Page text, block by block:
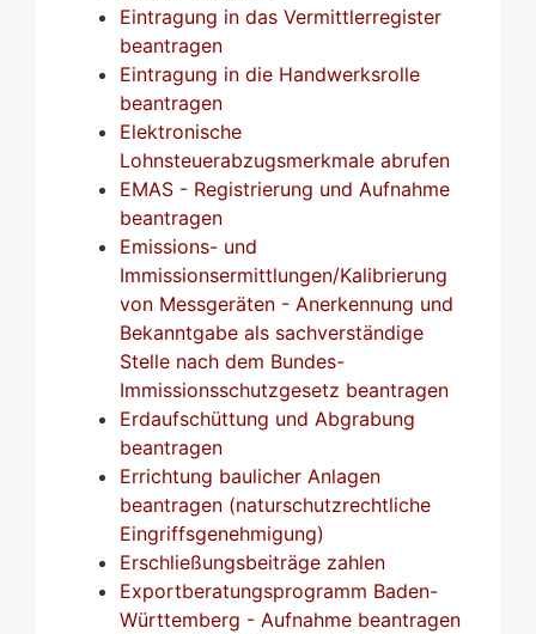
Eintragung in das Vermittlerregister
beantragen
Eintragung in die Handwerksrolle
beantragen
Elektronische
Lohnsteuerabzugsmerkmale abrufen
EMAS - Registrierung und Aufnahme
beantragen
Emissions- und
Immissionsermittlungen/Kalibrierung
von Messgeräten - Anerkennung und
Bekanntgabe als sachverständige
Stelle nach dem Bundes-
Immissionsschutzgesetz beantragen
Erdaufschüttung und Abgrabung
beantragen
Errichtung baulicher Anlagen
beantragen (naturschutzrechtliche
Eingriffsgenehmigung)
Erschließungsbeiträge zahlen
Exportberatungsprogramm Baden-
Württemberg - Aufnahme beantragen